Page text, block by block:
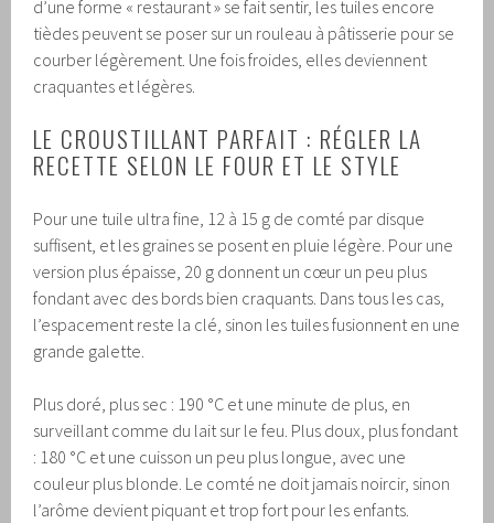
d’une forme « restaurant » se fait sentir, les tuiles encore
tièdes peuvent se poser sur un rouleau à pâtisserie pour se
courber légèrement. Une fois froides, elles deviennent
craquantes et légères.
LE CROUSTILLANT PARFAIT : RÉGLER LA
RECETTE SELON LE FOUR ET LE STYLE
Pour une tuile ultra fine, 12 à 15 g de comté par disque
suffisent, et les graines se posent en pluie légère. Pour une
version plus épaisse, 20 g donnent un cœur un peu plus
fondant avec des bords bien craquants. Dans tous les cas,
l’espacement reste la clé, sinon les tuiles fusionnent en une
grande galette.
Plus doré, plus sec : 190 °C et une minute de plus, en
surveillant comme du lait sur le feu. Plus doux, plus fondant
: 180 °C et une cuisson un peu plus longue, avec une
couleur plus blonde. Le comté ne doit jamais noircir, sinon
l’arôme devient piquant et trop fort pour les enfants.